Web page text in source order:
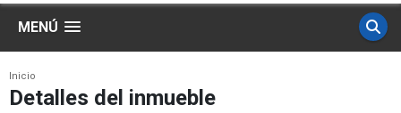
MENÚ
Inicio
Detalles del inmueble